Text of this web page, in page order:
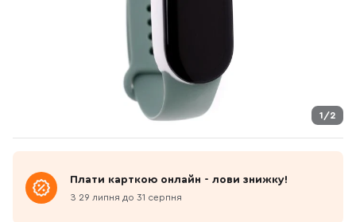
1/2
Плати карткою онлайн - лови знижку!
З 29 липня до 31 серпня